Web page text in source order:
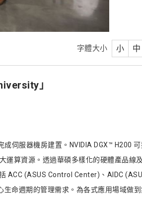
字體大小 小 中
」
伺服器機房建置。NVIDIA DGX™ H200
運算資源。透過華碩多樣化的硬體產品線
ACC (ASUS Control Center)、AIDC
命週期的管理需求。為各式應用場域做